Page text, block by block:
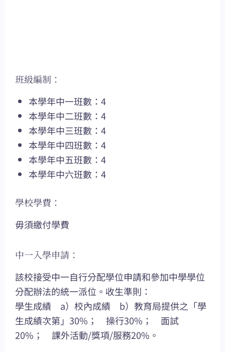
班級編制：
本學年中一班數：4
本學年中二班數：4
本學年中三班數：4
本學年中四班數：4
本學年中五班數：4
本學年中六班數：4
學校學費：
毋須繳付學費
中一入學申請：
該校接受中一自行分配學位申請和參加中學學位
分配辦法的統一派位。收生準則：
學生成績 a）校內成績 b）教育局提供之「學
生成績次第」30%； 操行30%； 面試
20%； 課外活動/獎項/服務20%。